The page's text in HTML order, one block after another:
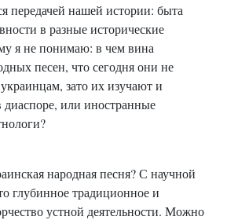
передачей нашей истории: быта
в разные исторические
я не понимаю: в чем вина
песен, что сегодня они не
зато их изучают и
или иностранные
народная песня? С научной
глубинное традиционное и
устной деятельности. Можно